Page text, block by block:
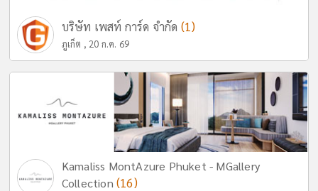
บริษัท เพสท์ การ์ด จำกัด (1)
ภูเก็ต , 20 ก.ค. 69
Kamaliss MontAzure Phuket - MGallery
Collection (16)